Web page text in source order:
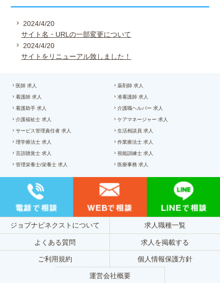
2024/4/20
サイト名・URLの一部変更について
2024/4/20
サイトをリニューアル致しました！
医師 求人 薬剤師 求人
看護師 求人 准看護師 求人
看護助手 求人 介護職ヘルパー 求人
介護福祉士 求人 ケアマネージャー 求人
サービス管理責任者 求人 生活相談員 求人
理学療法士 求人 作業療法士 求人
言語聴覚士 求人 視能訓練士 求人
管理栄養士/栄養士 求人 医療事務 求人
ジョブナビネクストについて 求人職種一覧
よくある質問 求人を掲載する
ご利用規約 個人情報保護方針
運営会社概要